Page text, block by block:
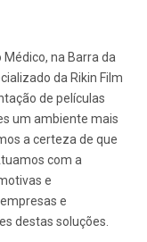
na Barra da
da Rikin Film
de películas
um ambiente mais
a certeza de que
com a
e
e
destas soluções.